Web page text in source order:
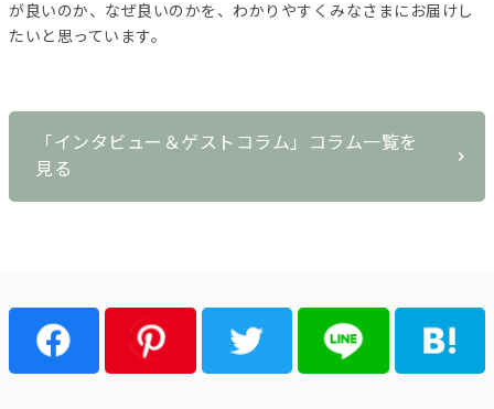
が良いのか、なぜ良いのかを、わかりやすくみなさまにお届けし
たいと思っています。
「インタビュー＆ゲストコラム」コラム一覧を
見る